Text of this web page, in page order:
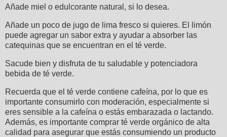
Añade miel o edulcorante natural, si lo desea.
Añade un poco de jugo de lima fresco si quieres. El limón
puede agregar un sabor extra y ayudar a absorber las
catequinas que se encuentran en el té verde.
Sacude bien y disfruta de tu saludable y potenciadora
bebida de té verde.
Recuerda que el té verde contiene cafeína, por lo que es
importante consumirlo con moderación, especialmente si
eres sensible a la cafeína o estás embarazada o lactando.
Además, es importante comprar té verde orgánico de alta
calidad para asegurar que estás consumiendo un producto